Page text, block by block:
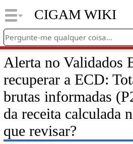
CIGAM WIKI
Alerta no Validados
recuperar a ECD:
brutas informadas
da receita calculada
que revisar?